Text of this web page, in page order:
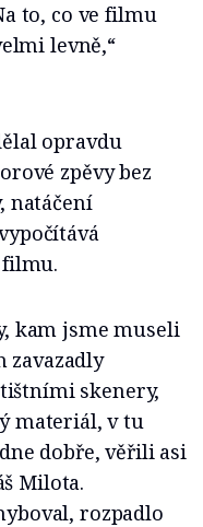
to, co ve filmu
levně,“
opravdu
zpěvy bez
natáčení
kam jsme museli
zavazadly
skenery,
materiál, v tu
dobře, věřili asi
Milota.
rozpadlo